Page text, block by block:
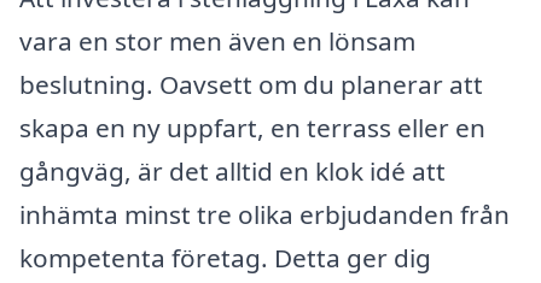
vara en stor men även en lönsam
beslutning. Oavsett om du planerar att
skapa en ny uppfart, en terrass eller en
gångväg, är det alltid en klok idé att
inhämta minst tre olika erbjudanden från
kompetenta företag. Detta ger dig